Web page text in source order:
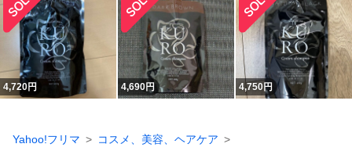
4,720円 4,690円 4,750円
Yahoo!フリマ
コスメ、美容、ヘアケア